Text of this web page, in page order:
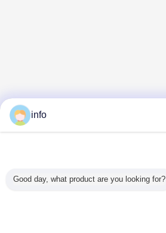
info
Good day, what product are you looking for?